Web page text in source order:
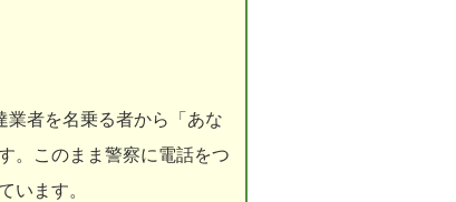
業者を名乗る者から「あな
。このまま警察に電話をつ
います。